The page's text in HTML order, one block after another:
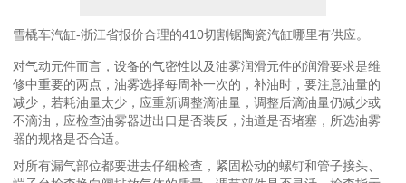
雪橇车汽缸-浙江省报价合理的410切割锯陶瓷汽缸哪里有供应。
对气动元件而言，设备的气密性以及油雾润滑元件的润滑要求是维
修中重要的两点，油雾选择每周补一次的，补油时，要注意油量的
减少，若耗油量太少，应重新调整滴油量，调整后滴油量仍减少或
不滴油，应检查油雾器进出口是否装反，油道是否堵塞，所选油雾
器的规格是否合适。
对所有漏气部位都要进去仔细检查，紧固松动的螺钉和管子接头、